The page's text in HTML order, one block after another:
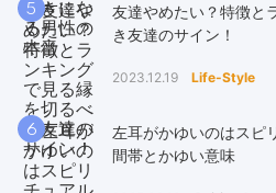
5
友達やめたい？特徴と
き友達のサイン！
2023.12.19 Life-Style
6
左耳がかゆいのはスピ
間帯とかゆい意味